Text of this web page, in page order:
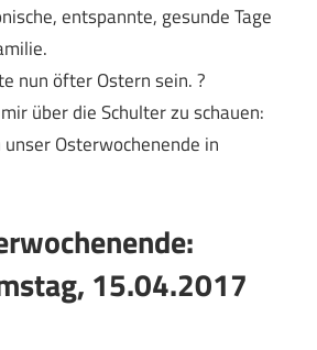
entspannte, gesunde Tage
nun öfter Ostern sein. ?
über die Schulter zu schauen:
Osterwochenende in
15.04.2017